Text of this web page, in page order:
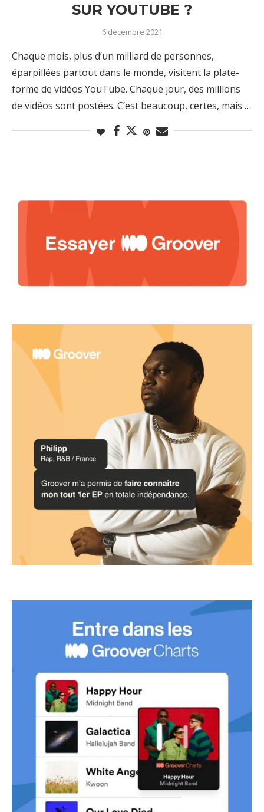
SUR YOUTUBE ?
6 décembre 2021
Chaque mois, plus d’un milliard de personnes,
éparpillées partout dans le monde, visitent la plate-
forme de vidéos YouTube. Chaque jour, des millions
de vidéos sont postées. C’est beaucoup, certes, mais …